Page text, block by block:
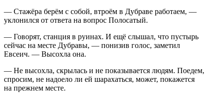
— Стажёра берём с собой, втроём в Дубраве работаем, —
уклонился от ответа на вопрос Полосатый.
— Говорят, станция в руинах. И ещё слышал, что пустырь
сейчас на месте Дубравы, — понизив голос, заметил
Евсеич. — Высохла она.
— Не высохла, скрылась и не показывается людям. Поедем,
спросим, не надоело ли ей шарахаться, может, покажется
на прежнем месте.